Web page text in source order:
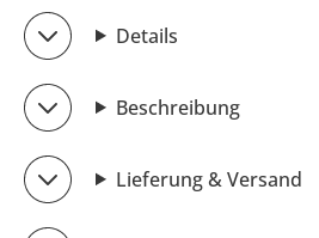
Details
Beschreibung
Lieferung & Versand